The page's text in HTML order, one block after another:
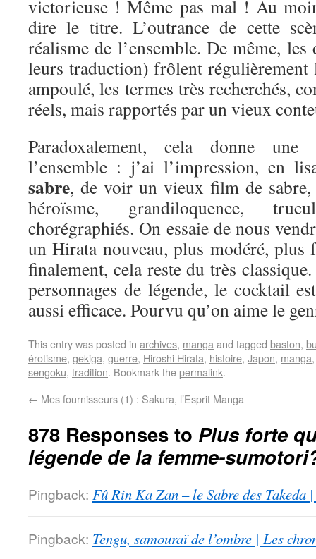
victorieuse ! Même pas mal ! Au
dire le titre. L’outrance de cette
réalisme de l’ensemble. De même,
leurs traduction) frôlent
ampoulé, les termes très recherchés,
réels, mais rapportés par un vieux
Paradoxalement, cela donne une
l’ensemble : j’ai l’impression, en
sabre, de voir un vieux film de sabre,
héroïsme, grandiloquence,
chorégraphiés. On essaie de nous
un Hirata nouveau, plus modéré, plus
finalement, cela reste du très
personnages de légende, le cocktail
aussi efficace. Pourvu qu’on aime le
This entry was posted in archives, manga and tagged baston,
érotisme, gekiga, guerre, Hiroshi Hirata, histoire, Japon, manga
sengoku, tradition. Bookmark thepermalink.
← Mes fournisseurs (1) : Sakura, l’Esprit Manga
878 Responses to Plus forte
légende de la femme-
Pingback: Fû Rin Ka Zan – le Sabre des Takeda
Pingback: Tengu, samouraï de l’ombre | Les